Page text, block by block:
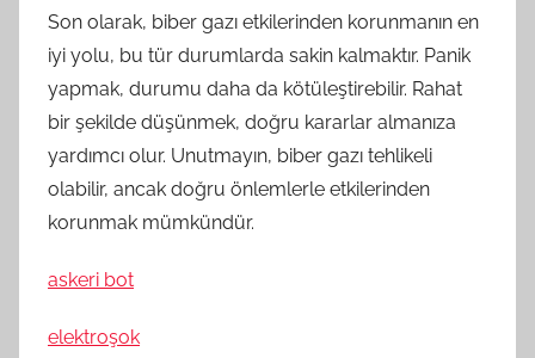
Son olarak, biber gazı etkilerinden korunmanın en
iyi yolu, bu tür durumlarda sakin kalmaktır. Panik
yapmak, durumu daha da kötüleştirebilir. Rahat
bir şekilde düşünmek, doğru kararlar almanıza
yardımcı olur. Unutmayın, biber gazı tehlikeli
olabilir, ancak doğru önlemlerle etkilerinden
korunmak mümkündür.
askeri bot
elektroşok